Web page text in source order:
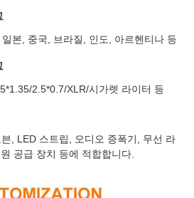
본, 중국, 브라질, 인도, 아르헨티나 등
2.5*0.7/XLR/시가렛 라이터 등
, LED 스트립, 오디오 증폭기, 무선 라
공급 장치 등에 적합합니다.